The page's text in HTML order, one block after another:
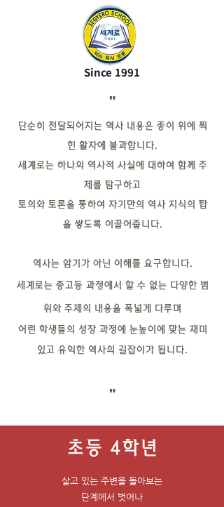
Since 1991
"
단순히 전달되어지는 역사 내용은 종이 위에 찍
힌 활자에 불과합니다.
세계로는 하나의 역사적 사실에 대하여 함께 주
제를 탐구하고
토의와 토론을 통하여 자기만의 역사 지식의 탑
을 쌓도록 이끌어줍니다.
역사는 암기가 아닌 이해를 요구합니다.
세계로는 중고등 과정에서 할 수 없는 다양한 범
위와 주제의 내용을 폭넓게 다루며
어린 학생들의 성장 과정에 눈높이에 맞는 재미
있고 유익한 역사의 길잡이가 됩니다.
"
초등 4학년
살고 있는 주변을 돌아보는
단계에서 벗어나